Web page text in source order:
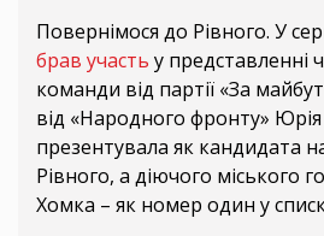
Повернімося до Рівного. У
брав участь у представленні
команди від партії «За
від «Народного фронту»
презентувала як кандидата
Рівного, а діючого міського
Хомка – як номер один у